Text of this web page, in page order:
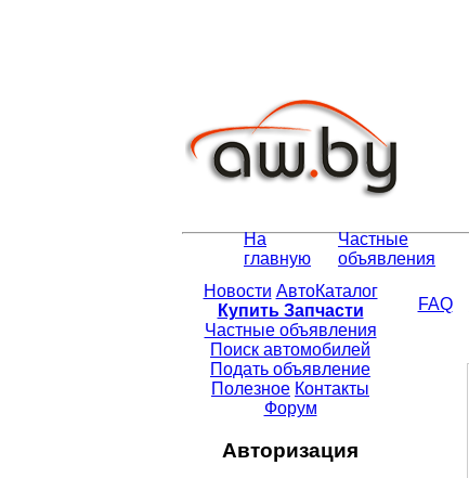
На
главную
Частные
объявления
Новости АвтоКаталог
Купить Запчасти
Частные объявления
Поиск автомобилей
Подать объявление
Полезное Контакты
Форум
Авторизация
FAQ